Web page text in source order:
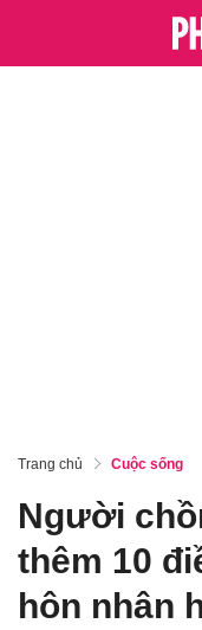
Trang chủ Cuộc sống
Người
thêm 10
hôn nhân